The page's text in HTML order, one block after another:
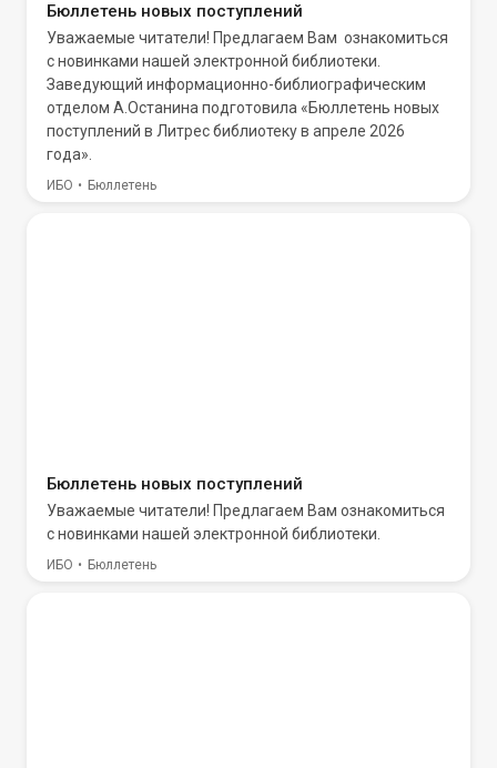
Бюллетень новых поступлений
Уважаемые читатели! Предлагаем Вам ознакомиться
с новинками нашей электронной библиотеки.
Заведующий информационно-библиографическим
отделом А.Останина подготовила «Бюллетень новых
поступлений в Литрес библиотеку в апреле 2026
года».
ИБО Бюллетень
Бюллетень новых поступлений
Уважаемые читатели! Предлагаем Вам ознакомиться
с новинками нашей электронной библиотеки.
ИБО Бюллетень